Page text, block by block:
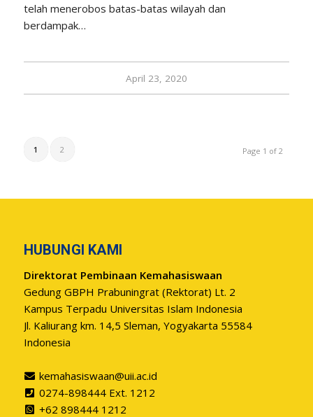
telah menerobos batas-batas wilayah dan
berdampak…
April 23, 2020
Page 1 of 2
1 2
HUBUNGI KAMI
Direktorat Pembinaan Kemahasiswaan
Gedung GBPH Prabuningrat (Rektorat) Lt. 2
Kampus Terpadu Universitas Islam Indonesia
Jl. Kaliurang km. 14,5 Sleman, Yogyakarta 55584
Indonesia
kemahasiswaan@uii.ac.id
0274-898444 Ext. 1212
+62 898444 1212